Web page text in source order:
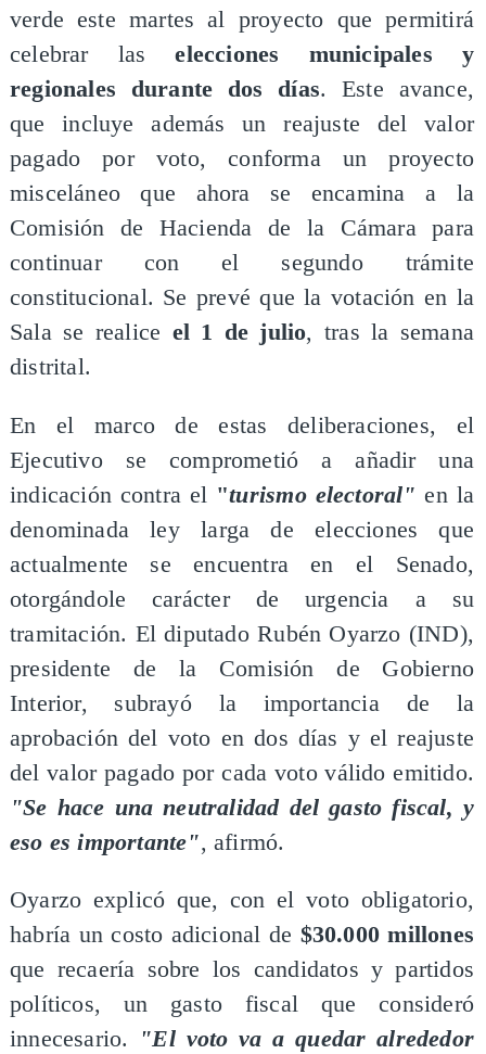
verde este martes al proyecto que permitirá
celebrar laselecciones municipales y
regionales durante dos días. Este avance,
que incluye además un reajuste del valor
pagado por voto, conforma un proyecto
misceláneo que ahora se encamina a la
Comisión de Hacienda de la Cámara para
continuar con el segundo trámite
constitucional. Se prevé que la votación en la
Sala se realice el 1 de julio, tras la semana
distrital.
En el marco de estas deliberaciones, el
Ejecutivo se comprometió a añadir una
indicación contra el "turismo electoral" en la
denominada ley larga de elecciones que
actualmente se encuentra en el Senado,
otorgándole carácter de urgencia a su
tramitación. El diputado Rubén Oyarzo (IND),
presidente de la Comisión de Gobierno
Interior, subrayó la importancia de la
aprobación del voto en dos días y el reajuste
del valor pagado por cada voto válido emitido.
"Se hace una neutralidad del gasto fiscal, y
eso es importante", afirmó.
Oyarzo explicó que, con el voto obligatorio,
habría un costo adicional de $30.000 millones
que recaería sobre los candidatos y partidos
políticos, un gasto fiscal que consideró
innecesario.
"El voto va a quedar alrededor